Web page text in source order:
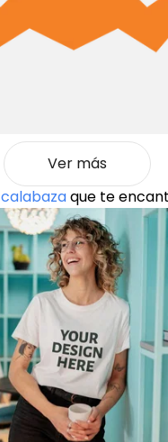
Ver más
calabazaque te